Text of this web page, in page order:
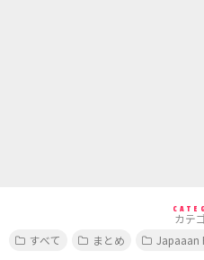
カテ
すべて
まとめ Japaaan